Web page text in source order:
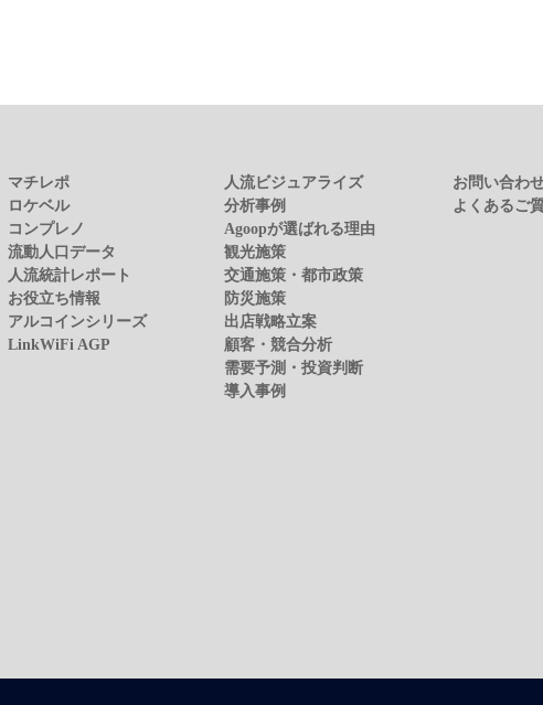
マチレポ
ロケベル
コンプレノ
流動人口データ
人流統計レポート
お役立ち情報
アルコインシリーズ
LinkWiFi AGP
人流ビジュアライズ
分析事例
Agoopが選ばれる理由
観光施策
交通施策・都市政策
防災施策
出店戦略立案
顧客・競合分析
需要予測・投資判断
導入事例
お問い合わ
よくあるご